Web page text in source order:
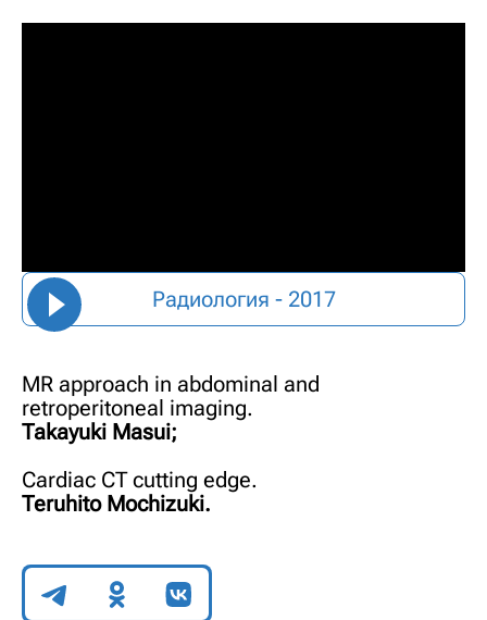
Радиология - 2017
MR approach in abdominal and
retroperitoneal imaging.
Takayuki Masui;
Cardiac CT cutting edge.
Teruhito Mochizuki.
Поделиться